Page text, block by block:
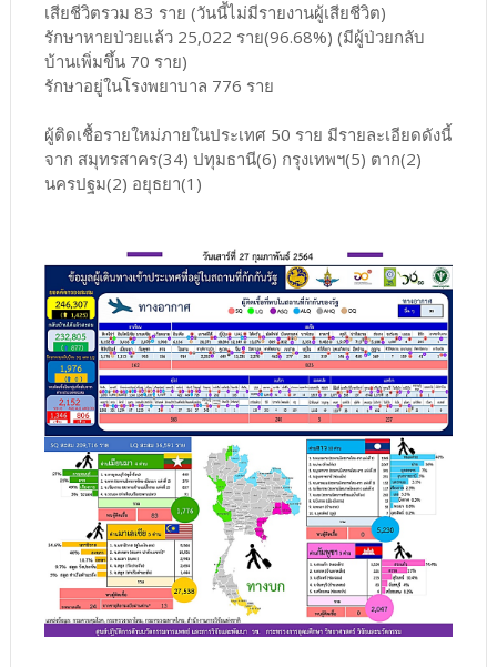
เสียชีวิตรวม 83 ราย (วันนี้ไม่มีรายงานผู้เสียชีวิต)
รักษาหายป่วยแล้ว 25,022 ราย(96.68%) (มีผู้ป่วยกลับ
บ้านเพิ่มขึ้น 70 ราย)
รักษาอยู่ในโรงพยาบาล 776 ราย
ผู้ติดเชื้อรายใหม่ภายในประเทศ 50 ราย มีรายละเอียดดังนี้
จาก สมุทรสาคร(34) ปทุมธานี(6) กรุงเทพฯ(5) ตาก(2)
นครปฐม(2) อยุธยา(1)